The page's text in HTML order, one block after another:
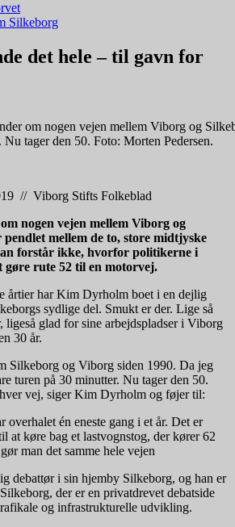
Silkeborg
det hele – til gavn for
om nogen vejen mellem Viborg og
Nu tager den 50. Foto: Morten Pedersen.
// Viborg Stifts Folkeblad
nogen vejen mellem Viborg og
mellem de to, store midtjyske
forstår ikke, hvorfor politikerne i
gøre rute 52 til en motorvej.
årtier har Kim Dyrholm boet i en dejlig
sydlige del. Smukt er der. Lige så
ligeså glad for sine arbejdspladser i Viborg
30 år.
Silkeborg og Viborg siden 1990. Da jeg
turen på 30 minutter. Nu tager den 50.
vej, siger Kim Dyrholm og føjer til:
overhalet én eneste gang i et år. Det er
at køre bag et lastvognstog, der kører 62
man det samme hele vejen
debattør i sin hjemby Silkeborg, og han er
der er en privatdrevet debatside
og infrastrukturelle udvikling.